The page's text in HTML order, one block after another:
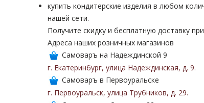
купить кондитерские изделия в любом
нашей сети.
Получите скидку и бесплатную доставку
Адреса наших розничных магазинов
Самоваръ на Надеждинской 9
г. Екатеринбург, улица Надеждинская, д. 9.
Самоваръ в Первоуральске
г. Первоуральск, улица Трубников, д. 29.